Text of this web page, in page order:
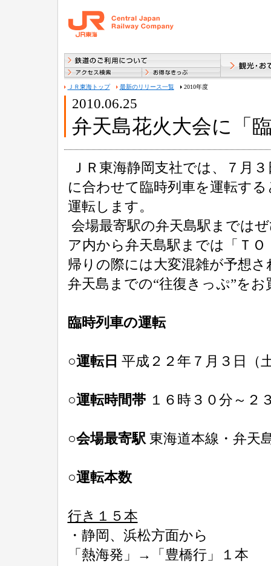
ＪＲ東海トップ 最新のリリース一覧 2010年度
2010.06.25
弁天島花火大会に「
ＪＲ東海静岡支社では、７月
に合わせて臨時列車を運転す
運転します。
会場最寄駅の弁天島駅までは
ア内から弁天島駅までは「Ｔ
帰りの際には大変混雑が予想
弁天島までの“往復きっぷ”を
臨時列車の運転
○運転日 平成２２年７月３日（
○運転時間帯１６時３０分～２
○会場最寄駅東海道本線・弁天
○運転本数
行き１５本
・静岡、浜松方面から
「熱海発」→「豊橋行」１本